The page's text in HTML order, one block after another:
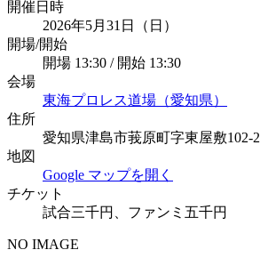
開催日時
2026年5月31日（日）
開場/開始
開場 13:30 / 開始 13:30
会場
東海プロレス道場（愛知県）
住所
愛知県津島市莪原町字東屋敷102-2
地図
Google マップを開く
チケット
試合三千円、ファンミ五千円
NO IMAGE